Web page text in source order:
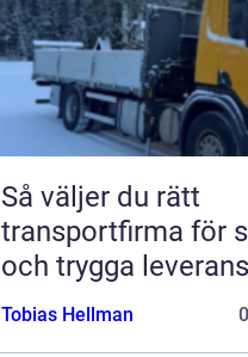
Så väljer du rätt
transportfirma för
och trygga
Tobias Hellman